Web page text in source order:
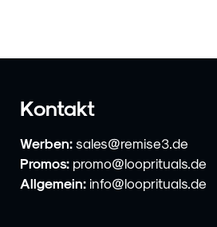
Kontakt
Werben: sales@remise3.de
Promos: promo@looprituals.de
Allgemein: info@looprituals.de